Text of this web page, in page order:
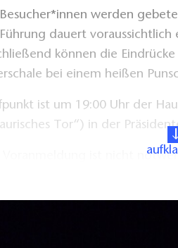
werden
dauert voraussichtlich
können die
bei einem heißen
ist um 19:00 Uhr der
Tor“) in der
Voranmeldung ist nicht